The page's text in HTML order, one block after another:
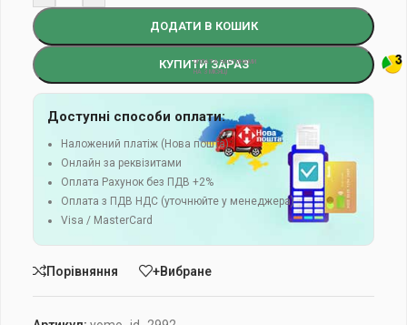
ДОДАТИ В КОШИК
КУПИТИ ЗАРАЗ
Доступні способи оплати:
Наложений платіж (Нова пошта)
Онлайн за реквізитами
Оплата Рахунок без ПДВ +2%
Оплата з ПДВ НДС (уточнюйте у менеджера)
Visa / MasterCard
Порівняння +Вибране